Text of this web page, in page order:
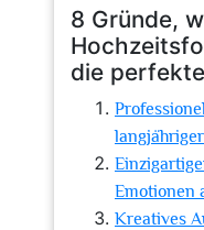
8 Gründe,
die
Emotionen
Kreatives